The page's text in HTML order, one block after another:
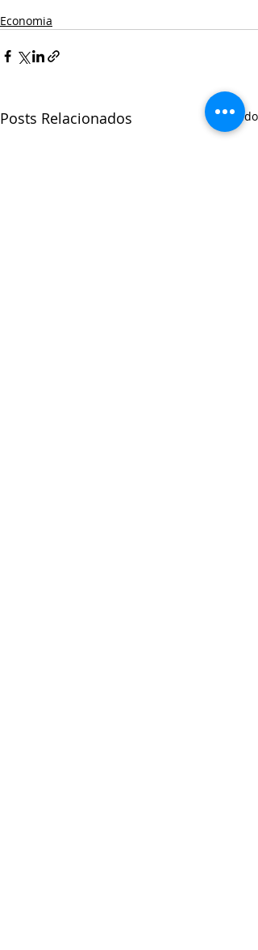
Economia
Posts Relacionados Ver tudo